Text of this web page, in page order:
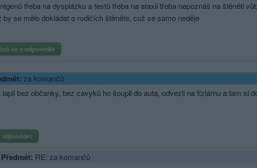
třeba na dysplázku a testů třeba na ataxii třeba nepoznáš na štěněti
by se mělo dokládat o rodičích štěněte, což se samo neděje
se a odpovědět
za komančů
bez občanky, bez cavyků ho šoupli do auta, odvezli na fízlárnu a tam si
odpovědět
Předmět: RE: za komančů